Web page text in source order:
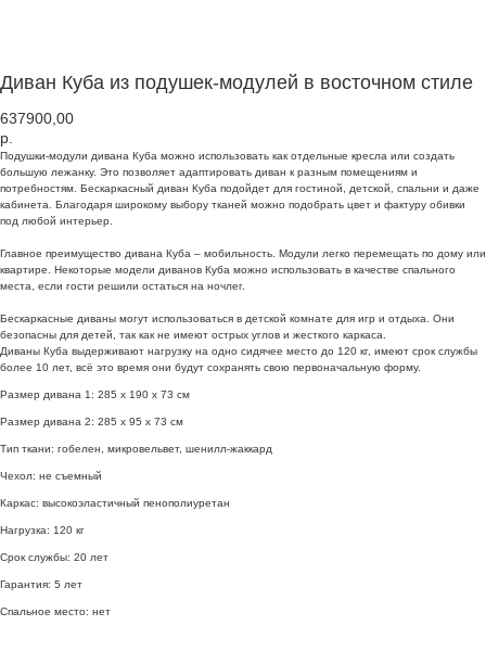
Диван Куба из подушек-модулей в восточном стиле
637900,00
р.
Подушки-модули дивана Куба можно использовать как отдельные кресла или создать
большую лежанку. Это позволяет адаптировать диван к разным помещениям и
потребностям. Бескаркасный диван Куба подойдет для гостиной, детской, спальни и даже
кабинета. Благодаря широкому выбору тканей можно подобрать цвет и фактуру обивки
под любой интерьер.
Главное преимущество дивана Куба – мобильность. Модули легко перемещать по дому или
квартире. Некоторые модели диванов Куба можно использовать в качестве спального
места, если гости решили остаться на ночлег.
Бескаркасные диваны могут использоваться в детской комнате для игр и отдыха. Они
безопасны для детей, так как не имеют острых углов и жесткого каркаса.
Диваны Куба выдерживают нагрузку на одно сидячее место до 120 кг, имеют срок службы
более 10 лет, всё это время они будут сохранять свою первоначальную форму.
Размер дивана 1: 285 х 190 х 73 см
Размер дивана 2: 285 х 95 х 73 см
Тип ткани: гобелен, микровельвет, шенилл-жаккард
Чехол: не съемный
Каркас: высокоэластичный пенополиуретан
Нагрузка: 120 кг
Срок службы: 20 лет
Гарантия: 5 лет
Спальное место: нет